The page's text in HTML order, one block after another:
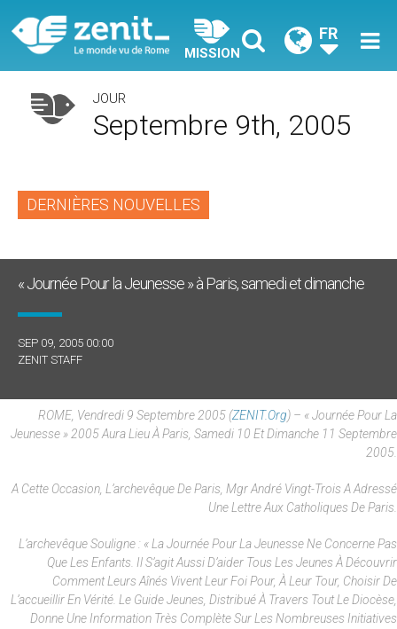
MISSION
FR
JOUR
Septembre 9th, 2005
DERNIÈRES NOUVELLES
« Journée Pour la Jeunesse » à Paris, samedi et dimanche
SEP 09, 2005 00:00
ZENIT STAFF
ROME, Vendredi 9 Septembre 2005 (ZENIT.org) – « Journée Pour La
Jeunesse » 2005 Aura Lieu À Paris, Samedi 10 Et Dimanche 11 Septembre
2005.
A Cette Occasion, L’archevêque De Paris, Mgr André Vingt-Trois A Adressé
Une Lettre Aux Catholiques De Paris.
L’archevêque Souligne : « La Journée Pour La Jeunesse Ne Concerne Pas
Que Les Enfants. Il S’agit Aussi D’aider Tous Les Jeunes À Découvrir
Comment Leurs Aînés Vivent Leur Foi Pour, À Leur Tour, Choisir De
L’accueillir En Vérité. Le Guide Jeunes, Distribué À Travers Tout Le Diocèse,
Donne Une Information Très Complète Sur Les Nombreuses Initiatives